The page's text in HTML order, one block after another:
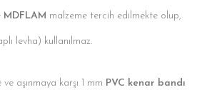
MDFLAM malzeme tercih edilmekte olup,
levha) kullanılmaz.
aşınmaya karşı 1 mm PVC kenar bandı